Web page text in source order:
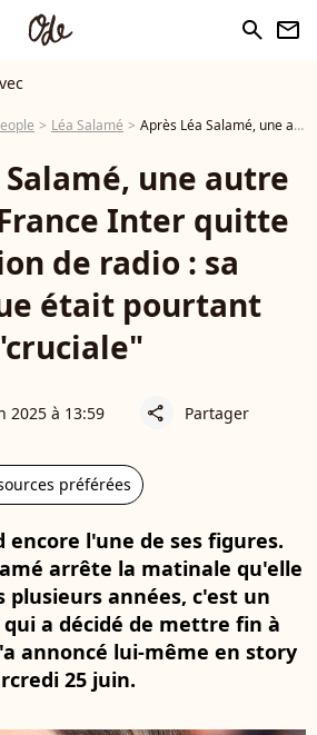
search newsletter
Léa Salamé Après Léa Salamé, une autre figure de France Inter quitte la station de radio : sa chronique était pourtant "cruciale"
une autre
Inter quitte
de radio : sa
était pourtant
2025 à 13:59 share Partager
préférées
encore l'une de ses figures.
arrête la matinale qu'elle
plusieurs années, c'est un
a décidé de mettre fin à
annoncé lui-même en story
25 juin.